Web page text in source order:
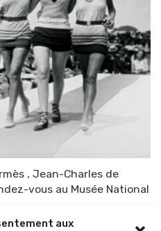
aux
, Jean-Charles de
vous au Musée National